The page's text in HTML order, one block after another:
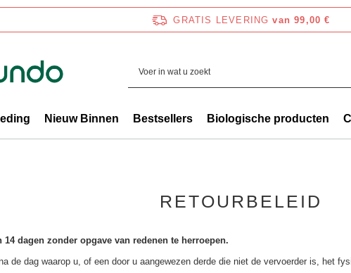
GRATIS LEVERING van 99,00 €
Nieuw Binnen Bestsellers Biologische producten
RETOURBELEID
dagen zonder opgave van redenen te herroepen.
de dag waarop u, of een door u aangewezen derde die niet de vervoerder is, het